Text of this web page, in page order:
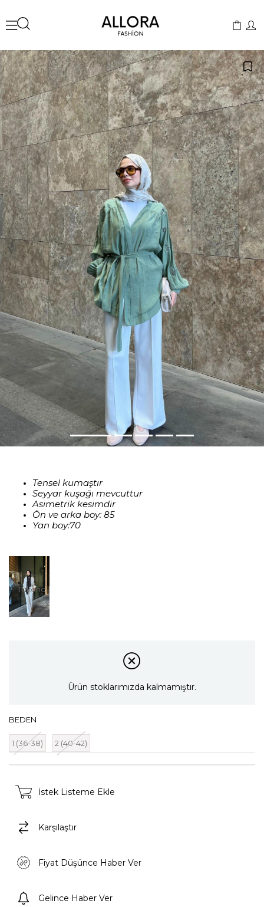
Tensel kumaştır
Seyyar kuşağı mevcuttur
Asimetrik kesimdir
Ön ve arka boy: 85
Yan boy:70
Tükendi
Ürün stoklarımızda kalmamıştır.
BEDEN
1 (36-38) 2 (40-42)
İstek Listeme Ekle
Karşılaştır
Fiyat Düşünce Haber Ver
Gelince Haber Ver